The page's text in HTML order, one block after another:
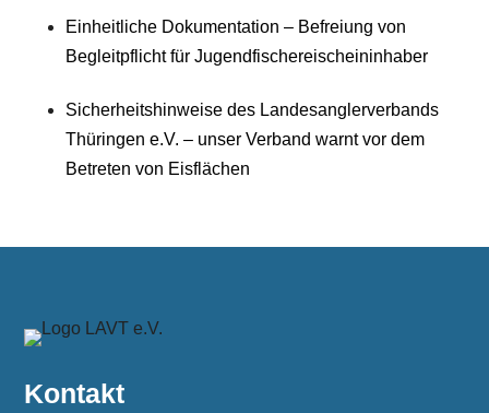
Einheitliche Dokumentation – Befreiung von
Begleitpflicht für Jugendfischereischeininhaber
Sicherheitshinweise des Landesanglerverbands
Thüringen e.V. – unser Verband warnt vor dem
Betreten von Eisflächen
Kontakt